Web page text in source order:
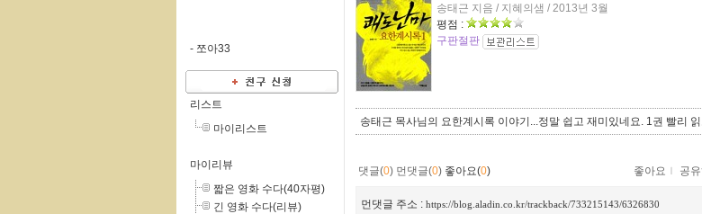
- 쪼아33
리스트
마이리스트
마이리뷰
짧은 영화 수다(40자평)
긴 영화 수다(리뷰)
송태근 지음 / 지혜의샘 / 2013년 3월
평점 :
구판절판
송태근 목사님의 요한계시록 이야기...정말 쉽고 재미있네요. 1권 빨리
댓글(0) 먼댓글(0) 좋아요(0) 좋아요 ｌ 공유
먼댓글 주소 : https://blog.aladin.co.kr/trackback/733215143/6326830